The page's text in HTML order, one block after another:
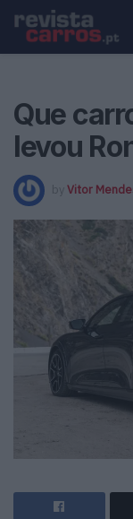
Que
levou
by Vitor